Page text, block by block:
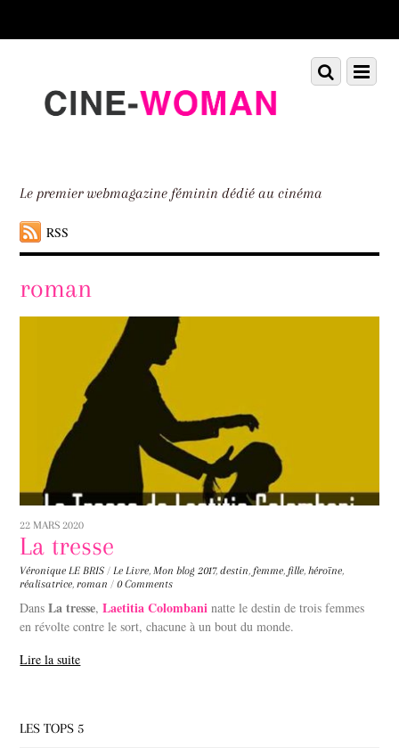
down
Le premier webmagazine féminin dédié au cinéma
RSS
Menu
Scroll
down
roman
22 MARS 2020
La tresse
Véronique LE BRIS / Le Livre, Mon blog 2017,destin, femme, fille,héroïne,
réalisatrice, roman / 0 Comments
DansLa tresse,Laetitia Colombani natte le destin de trois femmes
en révolte contre le sort, chacune à un bout du monde.
Lire la suite
LES TOPS 5